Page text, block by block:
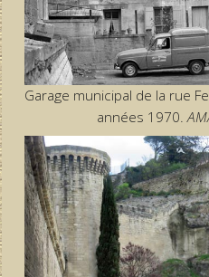
Garage municipal de la rue
années 1970.